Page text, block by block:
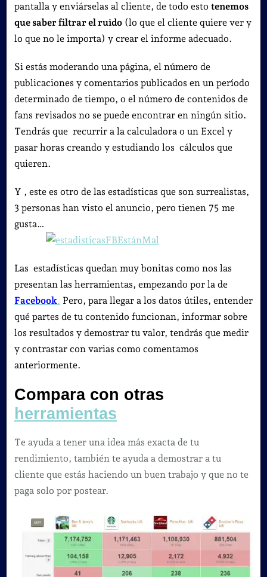
pantalla y enviárselas al cliente, de todo esto tenemos
que saber filtrar el ruido(lo que el cliente quiere ver y
lo que no le importa) y crear el informe adecuado.
Si estás moderando una página, el número de
publicaciones y comentarios publicados en un período
determinado de tiempo, o el número de contenidos de
fans revisados no se puede encontrar en ningún sitio.
Tendrás que recurrir a la calculadora o un Excel y
pasar horas creando y estudiando los cálculos que
quieren.
Y , este es otro de las estadísticas que son surrealistas,
3 personas han visto el anuncio, pero tienen 75 me
gusta…
Las estadísticas quedan muy bonitas como nos las
presentan las herramientas, empezando por la de
Facebook. Pero, para llegar a los datos útiles, entender
qué partes de tu contenido funcionan, informar sobre
los resultados y demostrar tu valor, tendrás que medir
y contrastar con varias como comentamos
anteriormente.
Compara con otras
herramientas
Te ayuda a tener una idea más exacta de tu
rendimiento, también te ayuda a demostrar a tu
cliente que estás haciendo un buen trabajo y que no te
paga solo por postear.